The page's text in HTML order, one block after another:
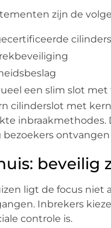
zijn de
een slim slot
cilinderslot met
inbraakmethodes.
beveilig
ligt de focus niet
Inbrekers
controle is.